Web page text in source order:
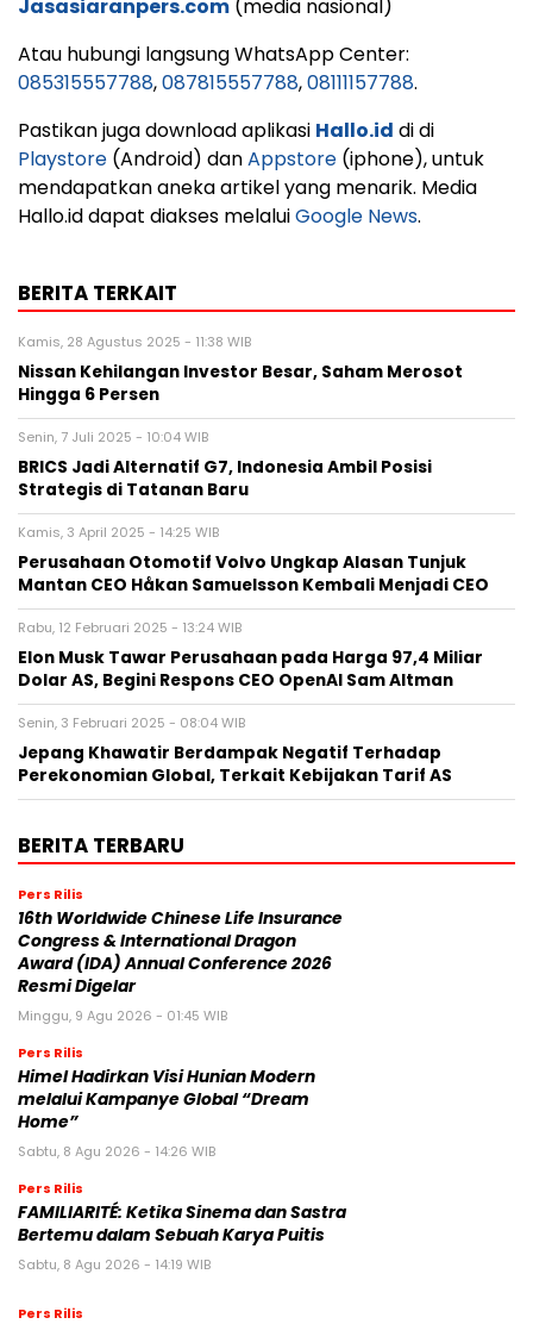
Jasasiaranpers.com (media nasional)
Atau hubungi langsung WhatsApp Center:
085315557788,087815557788,08111157788.
Pastikan juga download aplikasi Hallo.id di di
Playstore (Android) danAppstore (iphone), untuk
mendapatkan aneka artikel yang menarik. Media
Hallo.id dapat diakses melaluiGoogle News.
BERITA TERKAIT
Kamis, 28 Agustus 2025 - 11:38 WIB
Nissan Kehilangan Investor Besar, Saham Merosot
Hingga 6 Persen
Senin, 7 Juli 2025 - 10:04 WIB
BRICS Jadi Alternatif G7, Indonesia Ambil Posisi
Strategis di Tatanan Baru
Kamis, 3 April 2025 - 14:25 WIB
Perusahaan Otomotif Volvo Ungkap Alasan Tunjuk
Mantan CEO Håkan Samuelsson Kembali Menjadi CEO
Rabu, 12 Februari 2025 - 13:24 WIB
Elon Musk Tawar Perusahaan pada Harga 97,4 Miliar
Dolar AS, Begini Respons CEO OpenAI Sam Altman
Senin, 3 Februari 2025 - 08:04 WIB
Jepang Khawatir Berdampak Negatif Terhadap
Perekonomian Global, Terkait Kebijakan Tarif AS
BERITA TERBARU
Pers Rilis
16th Worldwide Chinese Life Insurance
Congress & International Dragon
Award (IDA) Annual Conference 2026
Resmi Digelar
Minggu, 9 Agu 2026 - 01:45 WIB
Pers Rilis
Himel Hadirkan Visi Hunian Modern
melalui Kampanye Global “Dream
Home”
Sabtu, 8 Agu 2026 - 14:26 WIB
Pers Rilis
FAMILIARITÉ: Ketika Sinema dan Sastra
Bertemu dalam Sebuah Karya Puitis
Sabtu, 8 Agu 2026 - 14:19 WIB
Pers Rilis